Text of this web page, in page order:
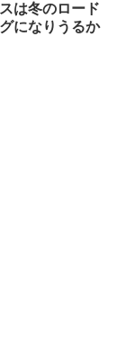
は冬のロード
になりうるか